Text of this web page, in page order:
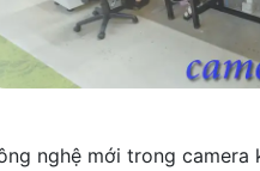
nghệ mới trong